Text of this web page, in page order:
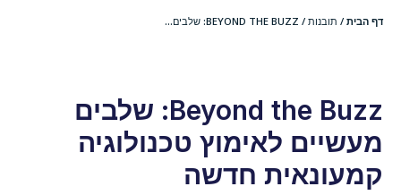
דף הבית / תובנות / BEYOND THE BUZZ: שלבים...
Beyond the Buzz: שלבים
מעשיים לאימוץ טכנולוגיה
קמעונאית חדשה